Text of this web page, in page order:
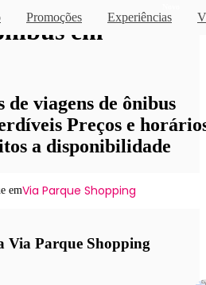
Promoções Experiências
em
viagens de ônibus
Preços e
a disponibilidade
emVia Parque Shopping
Via Parque Shopping